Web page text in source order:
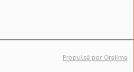
Propulsé par Orejime